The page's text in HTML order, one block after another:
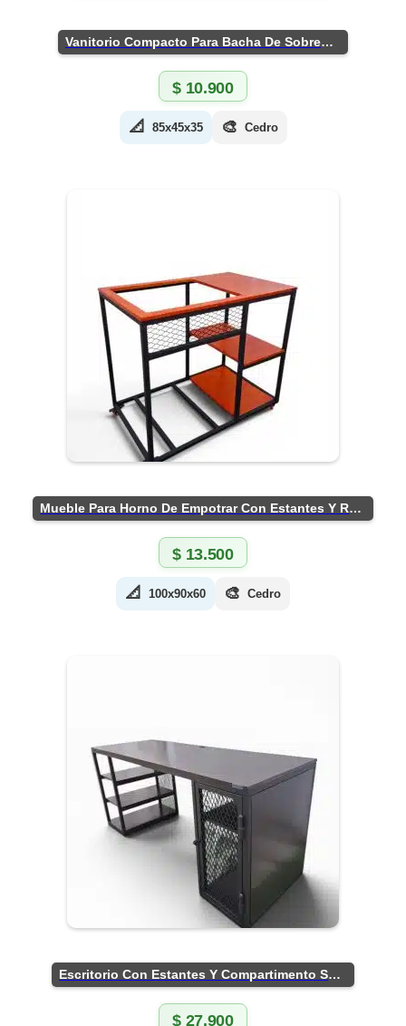
Vanitorio Compacto Para Bacha De Sobreponer
$10.900
📐 85x45x35 🎨 Cedro
Mueble Para Horno De Empotrar Con Estantes Y Ruedas
$13.500
📐 100x90x60 🎨 Cedro
Escritorio Con Estantes Y Compartimento Seguro
$27.900